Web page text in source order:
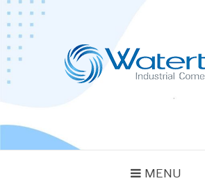
Pular
para
conteúdo
MENU